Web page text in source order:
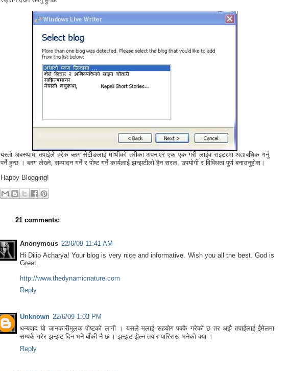
यस्तो अबस्थामा तपाईले हरेक ब्लग सेटीङलाई माथीको तरीका अपनाएर एक एक गरी लाईव राइटरमा अद्याबधिक गर्नु
पर्ने हुन्छ । ब्लग लेख्‍ने, सम्पादन गर्ने र पोष्ट गर्ने कार्यलाई झन्झटीलो हैन सरल, उपयोगी र विविधता पुर्ण बनाउनुहोस।
Happy Blogging!
21 comments:
Anonymous 22/6/09 11:41 AM
Hi Dilip Acharya! Your blog is very nice and informative. Wish you all the best. God is
Great.
http://www.thedynamicnature.com
Reply
Unknown 22/6/09 1:03 PM
धन्यवाद यो जानकारीमुलक पोष्टको लागी । यसले मलाई सहयोग पक्कै गरेको छ तर अझै तपाईंलाई ईमेलमा
सम्पर्क गरेर झन्झट दिन भने बाँकी नै छ । झन्झट झेल्न तयार पारिराख्न भनेको क्या ।
Reply